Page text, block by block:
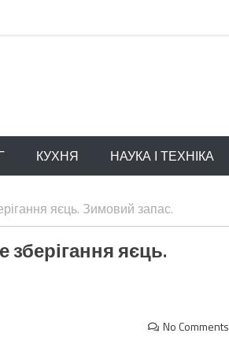
КУХНЯ НАУКА І ТЕХНІКА
яєць. Зимовий запас.
зберігання яєць.
No Comments